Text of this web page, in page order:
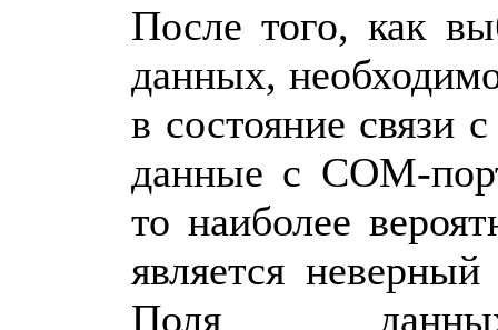
После того, как
данных,
в состояние связи
данные с COM-
то наиболее
является
Поля